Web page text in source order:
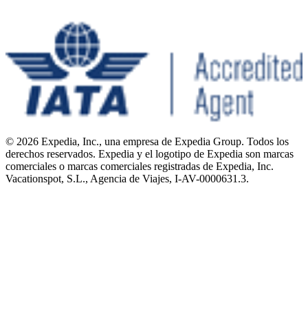
© 2026 Expedia, Inc., una empresa de Expedia Group. Todos los
derechos reservados. Expedia y el logotipo de Expedia son marcas
comerciales o marcas comerciales registradas de Expedia, Inc.
Vacationspot, S.L., Agencia de Viajes, I-AV-0000631.3.